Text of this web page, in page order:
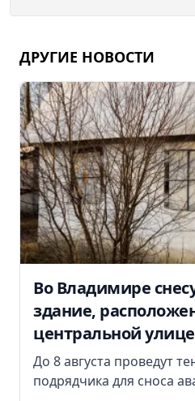
ДРУГИЕ НОВОСТИ
Во Владимире
здание,
центральной
До 8 августа проведут
подрядчика для сноса